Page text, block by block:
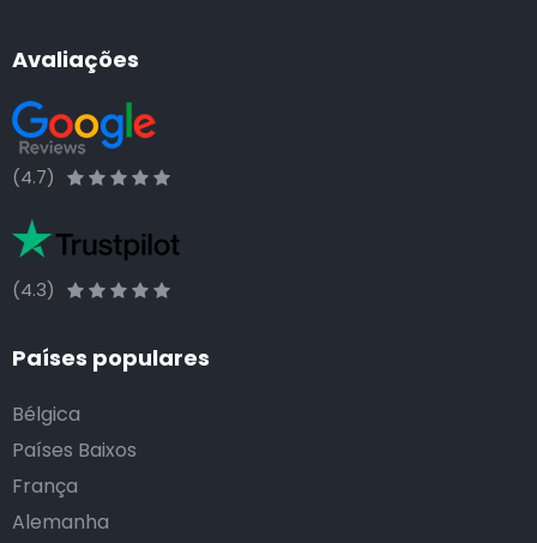
Avaliações
(4.7)
(4.3)
Países populares
Bélgica
Países Baixos
França
Alemanha